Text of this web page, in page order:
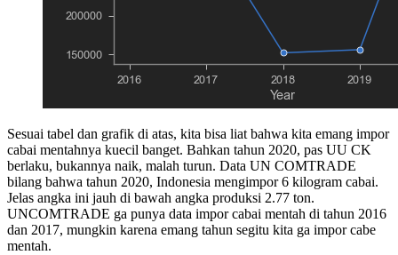
Sesuai tabel dan grafik di atas, kita bisa liat bahwa kita emang impor
cabai mentahnya kuecil banget. Bahkan tahun 2020, pas UU CK
berlaku, bukannya naik, malah turun. Data UN COMTRADE
bilang bahwa tahun 2020, Indonesia mengimpor 6 kilogram cabai.
Jelas angka ini jauh di bawah angka produksi 2.77 ton.
UNCOMTRADE ga punya data impor cabai mentah di tahun 2016
dan 2017, mungkin karena emang tahun segitu kita ga impor cabe
mentah.